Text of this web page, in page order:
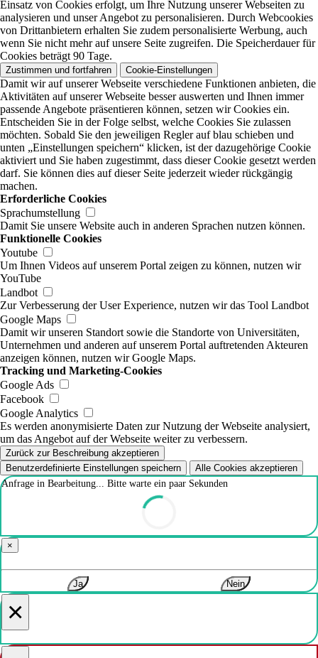
Einsatz von Cookies erfolgt, um Ihre Nutzung unserer Webseiten zu
analysieren und unser Angebot zu personalisieren. Durch Webcookies
von Drittanbietern erhalten Sie zudem personalisierte Werbung, auch
wenn Sie nicht mehr auf unsere Seite zugreifen. Die Speicherdauer für
Cookies beträgt 90 Tage.
Zustimmen und fortfahren Cookie-Einstellungen
Damit wir auf unserer Webseite verschiedene Funktionen anbieten, die
Aktivitäten auf unserer Webseite besser auswerten und Ihnen immer
passende Angebote präsentieren können, setzen wir Cookies ein.
Entscheiden Sie in der Folge selbst, welche Cookies Sie zulassen
möchten. Sobald Sie den jeweiligen Regler auf blau schieben und
unten „Einstellungen speichern“ klicken, ist der dazugehörige Cookie
aktiviert und Sie haben zugestimmt, dass dieser Cookie gesetzt werden
darf. Sie können dies auf dieser Seite jederzeit wieder rückgängig
machen.
Erforderliche Cookies
Sprachumstellung
Damit Sie unsere Website auch in anderen Sprachen nutzen können.
Funktionelle Cookies
Youtube
Um Ihnen Videos auf unserem Portal zeigen zu können, nutzen wir
YouTube
Landbot
Zur Verbesserung der User Experience, nutzen wir das Tool Landbot
Google Maps
Damit wir unseren Standort sowie die Standorte von Universitäten,
Unternehmen und anderen auf unserem Portal auftretenden Akteuren
anzeigen können, nutzen wir Google Maps.
Tracking und Marketing-Cookies
Google Ads
Facebook
Google Analytics
Es werden anonymisierte Daten zur Nutzung der Webseite analysiert,
um das Angebot auf der Webseite weiter zu verbessern.
Zurück zur Beschreibung akzeptieren
Benutzerdefinierte Einstellungen speichern
Alle Cookies akzeptieren
Anfrage in Bearbeitung... Bitte warte ein paar Sekunden
×
Ja Nein
×